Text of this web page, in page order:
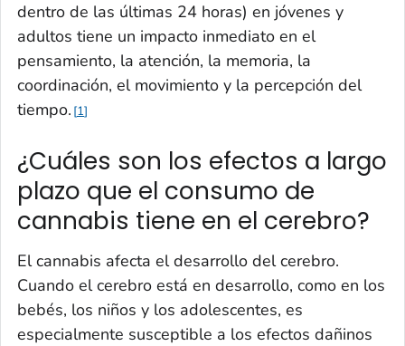
dentro de las últimas 24 horas) en jóvenes y
adultos tiene un impacto inmediato en el
pensamiento, la atención, la memoria, la
coordinación, el movimiento y la percepción del
tiempo. 1
¿Cuáles son los efectos a largo
plazo que el consumo de
cannabis tiene en el cerebro?
El cannabis afecta el desarrollo del cerebro.
Cuando el cerebro está en desarrollo, como en los
bebés, los niños y los adolescentes, es
especialmente susceptible a los efectos dañinos